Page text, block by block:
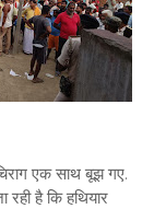
एक साथ बूझ गए.
रही है कि हथियार